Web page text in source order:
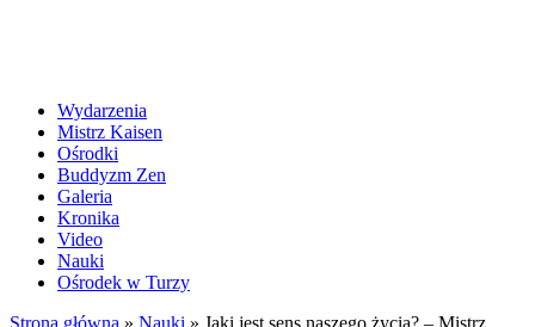
Wydarzenia
Mistrz Kaisen
Ośrodki
Buddyzm Zen
Galeria
Kronika
Video
Nauki
Ośrodek w Turzy